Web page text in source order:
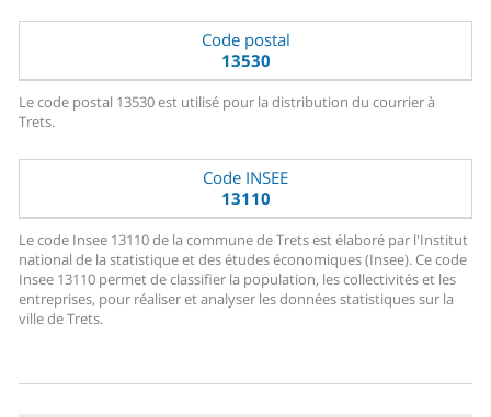
Code postal
13530
Le code postal 13530 est utilisé pour la distribution du courrier à
Trets.
Code INSEE
13110
Le code Insee 13110 de la commune de Trets est élaboré par l'Institut
national de la statistique et des études économiques (Insee). Ce code
Insee 13110 permet de classifier la population, les collectivités et les
entreprises, pour réaliser et analyser les données statistiques sur la
ville de Trets.